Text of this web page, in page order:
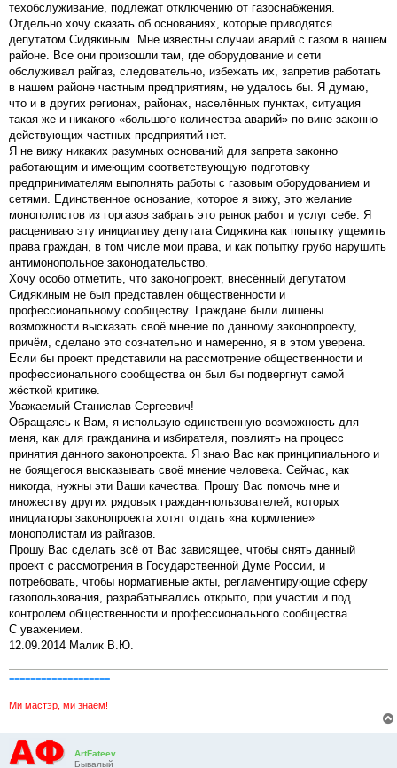
техобслуживание, подлежат отключению от газоснабжения.
Отдельно хочу сказать об основаниях, которые приводятся
депутатом Сидякиным. Мне известны случаи аварий с газом в нашем
районе. Все они произошли там, где оборудование и сети
обслуживал райгаз, следовательно, избежать их, запретив работать
в нашем районе частным предприятиям, не удалось бы. Я думаю,
что и в других регионах, районах, населённых пунктах, ситуация
такая же и никакого «большого количества аварий» по вине законно
действующих частных предприятий нет.
Я не вижу никаких разумных оснований для запрета законно
работающим и имеющим соответствующую подготовку
предпринимателям выполнять работы с газовым оборудованием и
сетями. Единственное основание, которое я вижу, это желание
монополистов из горгазов забрать это рынок работ и услуг себе. Я
расцениваю эту инициативу депутата Сидякина как попытку ущемить
права граждан, в том числе мои права, и как попытку грубо нарушить
антимонопольное законодательство.
Хочу особо отметить, что законопроект, внесённый депутатом
Сидякиным не был представлен общественности и
профессиональному сообществу. Граждане были лишены
возможности высказать своё мнение по данному законопроекту,
причём, сделано это сознательно и намеренно, я в этом уверена.
Если бы проект представили на рассмотрение общественности и
профессионального сообщества он был бы подвергнут самой
жёсткой критике.
Уважаемый Станислав Сергеевич!
Обращаясь к Вам, я использую единственную возможность для
меня, как для гражданина и избирателя, повлиять на процесс
принятия данного законопроекта. Я знаю Вас как принципиального и
не боящегося высказывать своё мнение человека. Сейчас, как
никогда, нужны эти Ваши качества. Прошу Вас помочь мне и
множеству других рядовых граждан-пользователей, которых
инициаторы законопроекта хотят отдать «на кормление»
монополистам из райгазов.
Прошу Вас сделать всё от Вас зависящее, чтобы снять данный
проект с рассмотрения в Государственной Думе России, и
потребовать, чтобы нормативные акты, регламентирующие сферу
газопользования, разрабатывались открыто, при участии и под
контролем общественности и профессионального сообщества.
С уважением.
12.09.2014 Малик В.Ю.
===================
Ми мастэр, ми знаем!
ArtFateev
Бывалый